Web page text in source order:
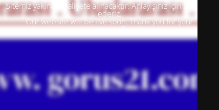
Sitemiz yakında faaliyete alınacaktır. Anlayışınız için teşekkür
ederiz.
Our website will be live soon. Thank you for your
understanding.